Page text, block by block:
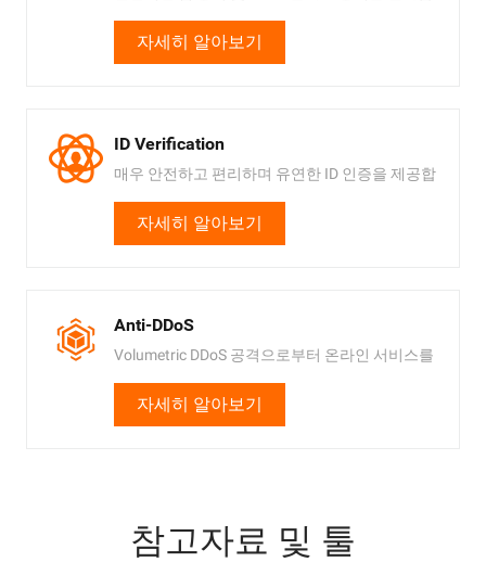
자세히 알아보기
ID Verification
매우 안전하고 편리하며 유연한 ID 인증을 제공합
자세히 알아보기
Anti-DDoS
Volumetric DDoS 공격으로부터 온라인 서비스를
자세히 알아보기
참고자료 및 툴